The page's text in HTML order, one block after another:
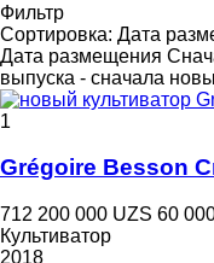
Фильтр
Сортировка: Дата
Дата размещения
выпуска - сначала
1
Grégoire Besson
712 200 000 UZS 60
Культиватор
2018